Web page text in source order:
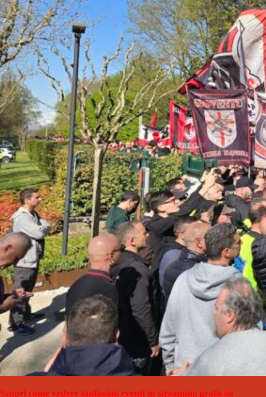
Scopri come vedere tantissimi eventi in streaming gratis su